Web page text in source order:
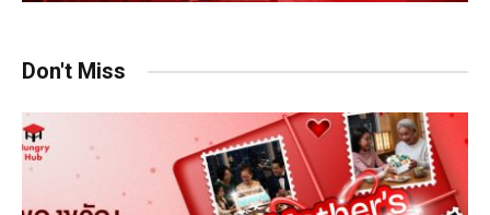
Don't Miss